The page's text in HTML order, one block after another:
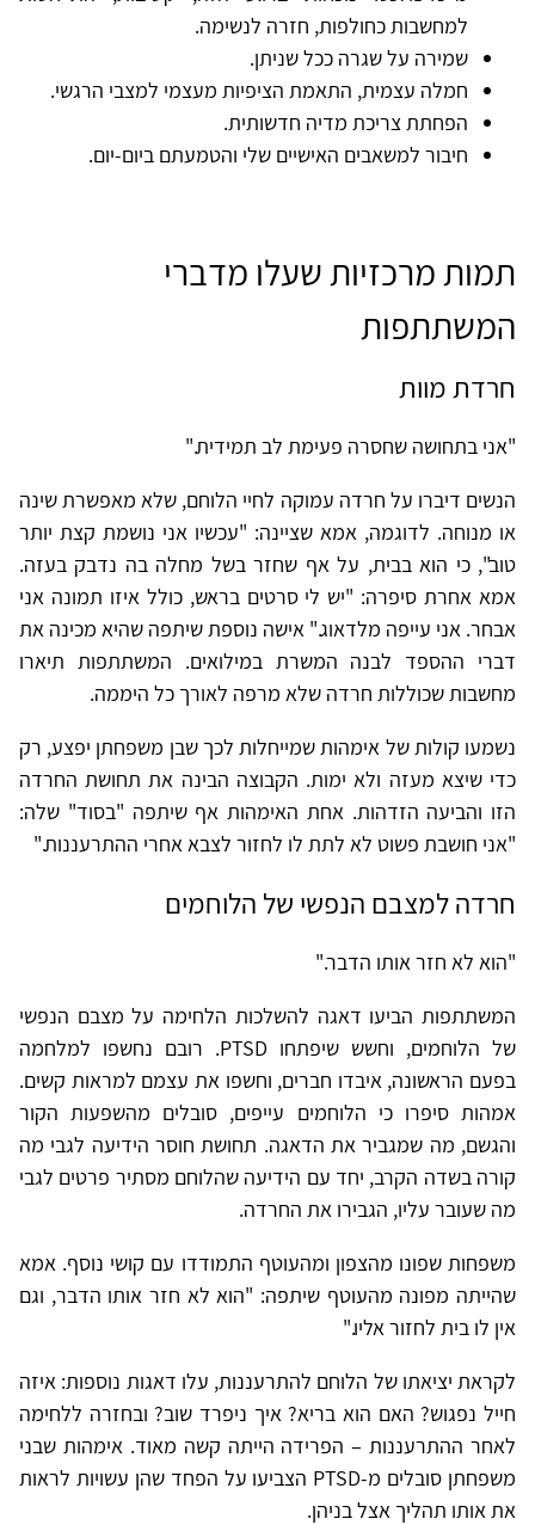
למחשבות כחולפות, חזרה לנשימה.
שמירה על שגרה ככל שניתן.
חמלה עצמית, התאמת הציפיות מעצמי למצבי הרגשי.
הפחתת צריכת מדיה חדשותית.
חיבור למשאבים האישיים שלי והטמעתם ביום-יום.
תמות מרכזיות שעלו מדברי
המשתתפות
חרדת מוות
"אני בתחושה שחסרה פעימת לב תמידית."
הנשים דיברו על חרדה עמוקה לחיי הלוחם, שלא מאפשרת שינה
או מנוחה. לדוגמה, אמא שציינה: "עכשיו אני נושמת קצת יותר
טוב", כי הוא בבית, על אף שחזר בשל מחלה בה נדבק בעזה.
אמא אחרת סיפרה: "יש לי סרטים בראש, כולל איזו תמונה אני
אבחר. אני עייפה מלדאוג." אישה נוספת שיתפה שהיא מכינה את
דברי ההספד לבנה המשרת במילואים. המשתתפות תיארו
מחשבות שכוללות חרדה שלא מרפה לאורך כל היממה.
נשמעו קולות של אימהות שמייחלות לכך שבן משפחתן יפצע, רק
כדי שיצא מעזה ולא ימות. הקבוצה הבינה את תחושת החרדה
הזו והביעה הזדהות. אחת האימהות אף שיתפה "בסוד" שלה:
"אני חושבת פשוט לא לתת לו לחזור לצבא אחרי ההתרעננות."
חרדה למצבם הנפשי של הלוחמים
"הוא לא חזר אותו הדבר."
המשתתפות הביעו דאגה להשלכות הלחימה על מצבם הנפשי
של הלוחמים, וחשש שיפתחו PTSD. רובם נחשפו למלחמה
בפעם הראשונה, איבדו חברים, וחשפו את עצמם למראות קשים.
אמהות סיפרו כי הלוחמים עייפים, סובלים מהשפעות הקור
והגשם, מה שמגביר את הדאגה. תחושת חוסר הידיעה לגבי מה
קורה בשדה הקרב, יחד עם הידיעה שהלוחם מסתיר פרטים לגבי
מה שעובר עליו, הגבירו את החרדה.
משפחות שפונו מהצפון ומהעוטף התמודדו עם קושי נוסף. אמא
שהייתה מפונה מהעוטף שיתפה: "הוא לא חזר אותו הדבר, וגם
אין לו בית לחזור אליו."
לקראת יציאתו של הלוחם להתרעננות, עלו דאגות נוספות: איזה
חייל נפגוש? האם הוא בריא? איך ניפרד שוב? ובחזרה ללחימה
לאחר ההתרעננות – הפרידה הייתה קשה מאוד. אימהות שבני
משפחתן סובלים מ-PTSD הצביעו על הפחד שהן עשויות לראות
את אותו תהליך אצל בניהן.